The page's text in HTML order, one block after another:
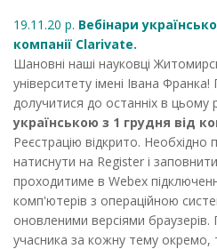
19.11.20 р. Вебінари
компанії Clarivate.
Шановні наші науковці
університету імені Івана
долучитися до останніх в цьому
українською з 1 грудня від
Реєстрацію відкрито.
натиснути на Register і
проходитиме в Webex
комп'ютерів з операційною
оновленими версіями
учасника за кожну тему окремо,